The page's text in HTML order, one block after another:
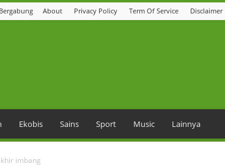
About Privacy Policy Term Of Service Disclaimer
Ekobis Sains Sport Music Lainnya
imbang